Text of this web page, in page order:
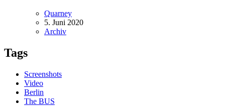
Quarney
5. Juni 2020
Archiv
Tags
Screenshots
Video
Berlin
The BUS